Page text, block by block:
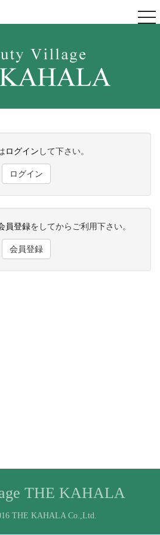
ログイン して下さい。
ログイン
員登録をしてからご利用下さい。
会員登録
THE KAHALA
THE KAHALA Co.,Ltd.